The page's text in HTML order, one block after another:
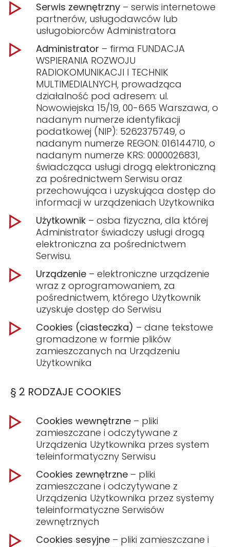
Serwis zewnętrzny – serwis internetowe
partnerów, usługodawców lub
usługobiorców Administratora
Administrator – firma FUNDACJA
WSPIERANIA ROZWOJU
RADIOKOMUNIKACJI I TECHNIK
MULTIMEDIALNYCH, prowadząca
działalność pod adresem: ul.
Nowowiejska 15/19, 00-665 Warszawa, o
nadanym numerze identyfikacji
podatkowej (NIP): 5262375749, o
nadanym numerze REGON: 016144710, o
nadanym numerze KRS: 0000026831,
świadcząca usługi drogą elektroniczną
za pośrednictwem Serwisu oraz
przechowująca i uzyskująca dostęp do
informacji w urządzeniach Użytkownika
Użytkownik – osba fizyczna, dla której
Administrator świadczy usługi drogą
elektroniczna za pośrednictwem
Serwisu.
Urządzenie – elektroniczne urządzenie
wraz z oprogramowaniem, za
pośrednictwem, którego Użytkownik
uzyskuje dostęp do Serwisu
Cookies (ciasteczka) – dane tekstowe
gromadzone w formie plików
zamieszczanych na Urządzeniu
Użytkownika
§ 2 RODZAJE COOKIES
Cookies wewnętrzne – pliki
zamieszczane i odczytywane z
Urządzenia Użytkownika przes system
teleinformatyczny Serwisu
Cookies zewnętrzne – pliki
zamieszczane i odczytywane z
Urządzenia Użytkownika przez systemy
teleinformatyczne Serwisów
zewnętrznych
Cookies sesyjne – pliki zamieszczane i